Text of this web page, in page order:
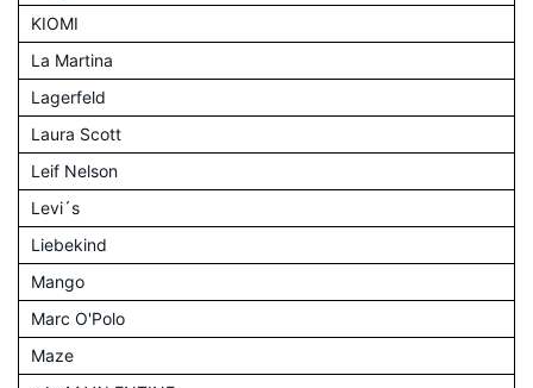
KIOMI
La Martina
Lagerfeld
Laura Scott
Leif Nelson
Levi´s
Liebekind
Mango
Marc O'Polo
Maze